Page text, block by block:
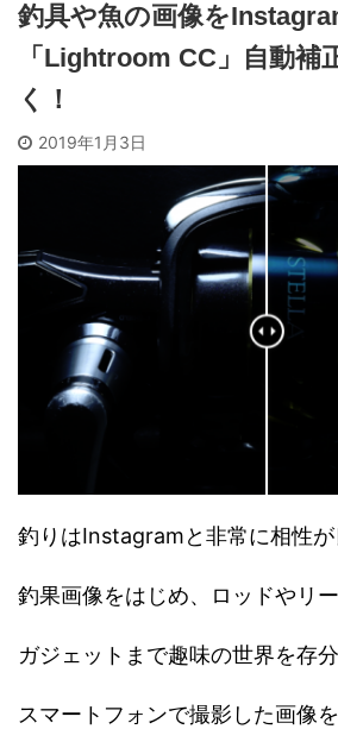
釣具や魚の画像を
「Lightroom CC」自動補
く！
2019年1月3日
釣りはInstagramと非常に相性が
釣果画像をはじめ、ロッドやリ
ガジェットまで趣味の世界を存
スマートフォンで撮影した画像を